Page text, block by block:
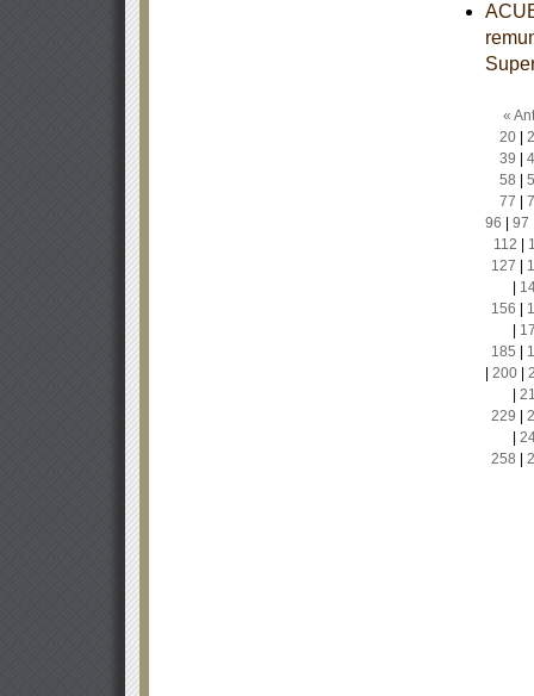
«
20|
39
58
77
96
97
112
127
156
185
200|
229
258